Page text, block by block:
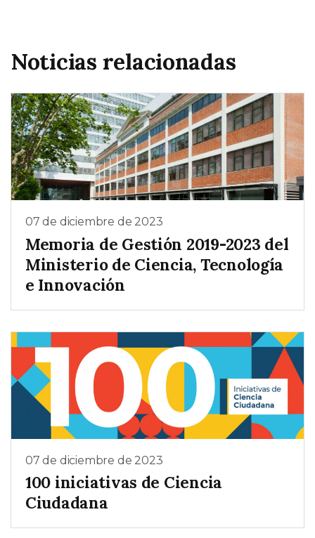
Noticias relacionadas
07 de diciembre de 2023
Memoria de Gestión 2019-2023 del
Ministerio de Ciencia, Tecnología
e Innovación
07 de diciembre de 2023
100 iniciativas de Ciencia
Ciudadana